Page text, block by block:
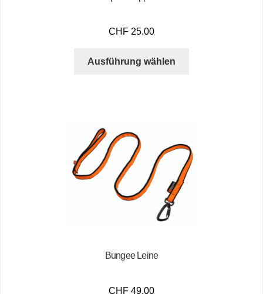
CHF 25.00
Ausführung wählen
Bungee Leine
CHF 49.00